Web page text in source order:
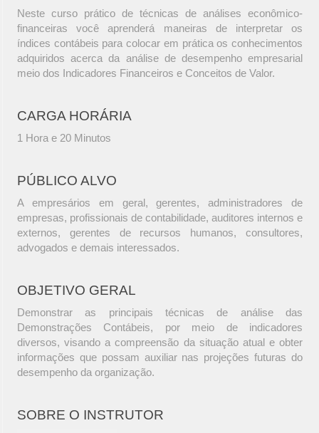
Neste curso prático de técnicas de análises econômico-
financeiras você aprenderá maneiras de interpretar os
índices contábeis para colocar em prática os conhecimentos
adquiridos acerca da análise de desempenho empresarial
meio dos Indicadores Financeiros e Conceitos de Valor.
CARGA HORÁRIA
1 Hora e 20 Minutos
PÚBLICO ALVO
A empresários em geral, gerentes, administradores de
empresas, profissionais de contabilidade, auditores internos e
externos, gerentes de recursos humanos, consultores,
advogados e demais interessados.
OBJETIVO GERAL
Demonstrar as principais técnicas de análise das
Demonstrações Contábeis, por meio de indicadores
diversos, visando a compreensão da situação atual e obter
informações que possam auxiliar nas projeções futuras do
desempenho da organização.
SOBRE O INSTRUTOR